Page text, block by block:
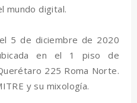
mundo digital.
5 de diciembre de 2020
en el 1 piso de
225 Roma Norte.
y su mixología.